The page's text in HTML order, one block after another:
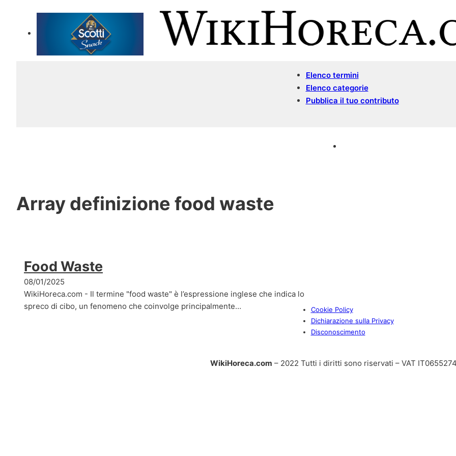
Elenco termini
Elenco categorie
Pubblica il tuo contributo
Array definizione food waste
Food Waste
08/01/2025
WikiHoreca.com - Il termine "food waste" è l’espressione inglese che indica lo
spreco di cibo, un fenomeno che coinvolge principalmente…
Cookie Policy
Dichiarazione sulla Privacy
Disconoscimento
WikiHoreca.com – 2022 Tutti i diritti sono riservati – VAT